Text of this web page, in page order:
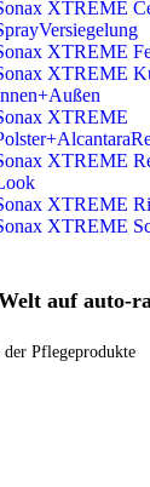
XTREME
XTREME
XTREME
XTREME
XTREME
XTREME
XTREME
auf auto-
Pflegeprodukte